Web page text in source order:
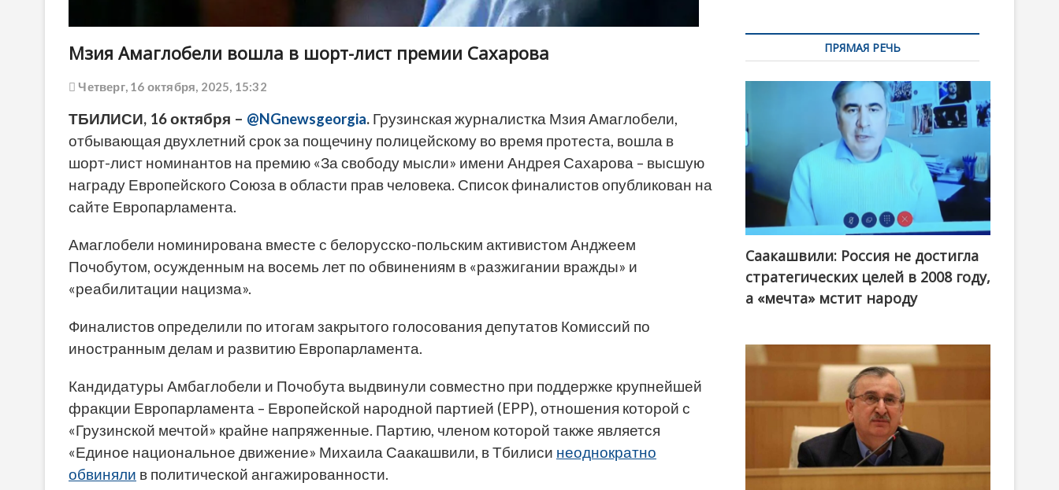
Мзия Амаглобели вошла в шорт-лист премии Сахарова
Четверг, 16 октября, 2025, 15:32
ТБИЛИСИ, 16 октября – @NGnewsgeorgia. Грузинская журналистка Мзия Амаглобели,
отбывающая двухлетний срок за пощечину полицейскому во время протеста, вошла в
шорт-лист номинантов на премию «За свободу мысли» имени Андрея Сахарова – высшую
награду Европейского Союза в области прав человека. Список финалистов опубликован на
сайте Европарламента.
Амаглобели номинирована вместе с белорусско-польским активистом Анджеем
Почобутом, осужденным на восемь лет по обвинениям в «разжигании вражды» и
«реабилитации нацизма».
Финалистов определили по итогам закрытого голосования депутатов Комиссий по
иностранным делам и развитию Европарламента.
Кандидатуры Амбаглобели и Почобута выдвинули совместно при поддержке крупнейшей
фракции Европарламента – Европейской народной партией (EPP), отношения которой с
«Грузинской мечтой» крайне напряженные. Партию, членом которой также является
«Единое национальное движение» Михаила Саакашвили, в Тбилиси неоднократно
обвиняли в политической ангажированности.
ПРЯМАЯ РЕЧЬ
Саакашвили: Россия не достигла
стратегических целей в 2008 году,
а «мечта» мстит народу